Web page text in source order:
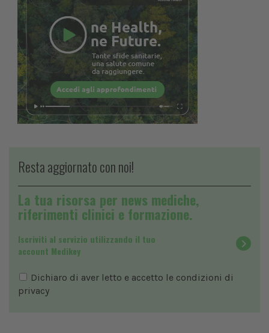
Resta aggiornato con noi!
La tua risorsa per news mediche,
riferimenti clinici e formazione.
Iscriviti al servizio utilizzando il tuo
account Medikey
Dichiaro di aver letto e accetto le condizioni di
privacy